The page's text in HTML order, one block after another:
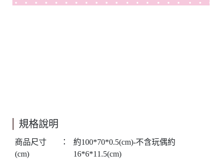
規格說明
商品尺寸
(cm)
：
約100*70*0.5(cm)-不含玩偶約
16*6*11.5(cm)